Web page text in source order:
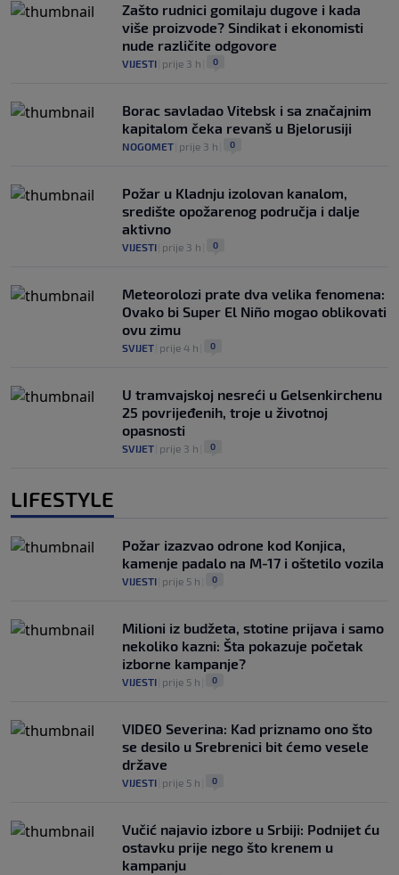
Zašto rudnici gomilaju dugove i kada
više proizvode? Sindikat i ekonomisti
nude različite odgovore
VIJESTI prije 3 h 0
Borac savladao Vitebsk i sa značajnim
kapitalom čeka revanš u Bjelorusiji
NOGOMET prije 3 h 0
Požar u Kladnju izolovan kanalom,
središte opožarenog područja i dalje
aktivno
VIJESTI prije 3 h 0
Meteorolozi prate dva velika fenomena:
Ovako bi Super El Niño mogao oblikovati
ovu zimu
SVIJET prije 4 h 0
U tramvajskoj nesreći u Gelsenkirchenu
25 povrijeđenih, troje u životnoj
opasnosti
SVIJET prije 3 h 0
LIFESTYLE
Požar izazvao odrone kod Konjica,
kamenje padalo na M-17 i oštetilo vozila
VIJESTI prije 5 h 0
Milioni iz budžeta, stotine prijava i samo
nekoliko kazni: Šta pokazuje početak
izborne kampanje?
VIJESTI prije 5 h 0
VIDEO Severina: Kad priznamo ono što
se desilo u Srebrenici bit ćemo vesele
države
VIJESTI prije 5 h 0
Vučić najavio izbore u Srbiji: Podnijet ću
ostavku prije nego što krenem u
kampanju